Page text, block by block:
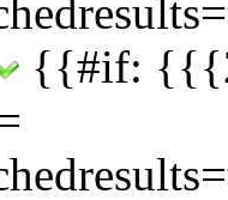
{{#if: